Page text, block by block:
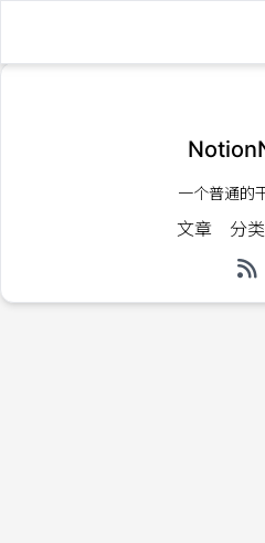
一个普通的
文章 分类